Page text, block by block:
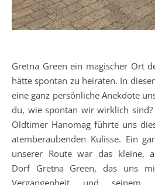
Gretna Green ein magischer Ort
hätte spontan zu heiraten. In
eine ganz persönliche Anekdote
du, wie spontan wir wirklich
Oldtimer Hanomag führte uns
atemberaubenden Kulisse. Ein
unserer Route war das kleine,
Dorf Gretna Green, das uns